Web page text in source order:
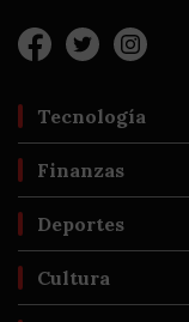
Tecnología
Finanzas
Deportes
Cultura